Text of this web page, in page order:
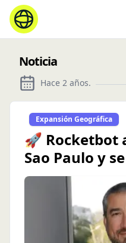
Noticia
Hace 2 años.
Expansión Geográfica
🚀 Rocketbot
Sao Paulo y